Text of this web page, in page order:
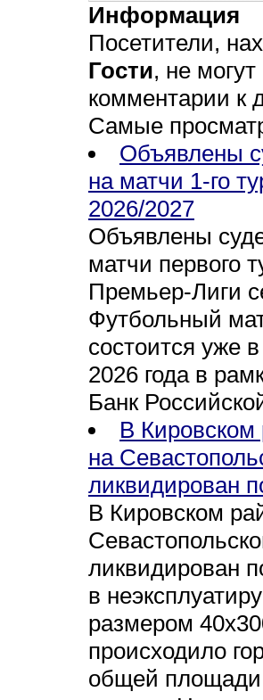
Информация
Посетители,
Гости, не
комментарии к
Самые
Объявлены
на матчи 1-го
2026/2027
Объявлены
матчи первого
Премьер-Лиги
Футбольный
состоится уже
2026 года в
Банк
В Кировском
на
ликвидирован
В Кировском
ликвидирован
в
размером
происходило
общей площади